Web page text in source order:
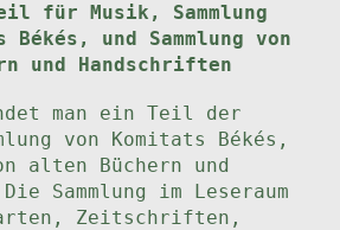
für Musik, Sammlung
Békés, und Sammlung von
und Handschriften
man ein Teil der
von Komitats Békés,
alten Büchern und
Sammlung im Leseraum
Zeitschriften,